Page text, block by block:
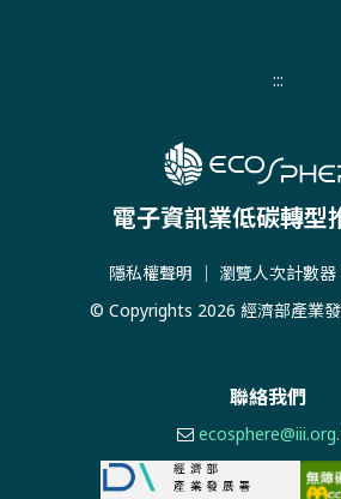
:::
電子資訊業低碳轉型
隱私權聲明 ｜ 瀏覽人次計數器
© Copyrights 2026 經濟部產業
聯絡我們